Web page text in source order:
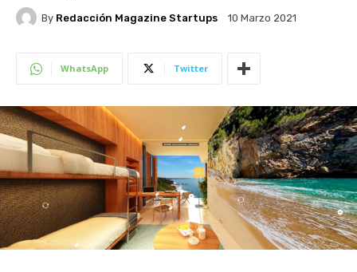
By Redacción Magazine Startups 10 Marzo 2021
WhatsApp Twitter